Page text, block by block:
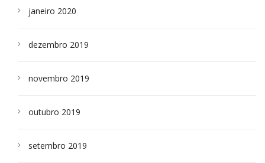
janeiro 2020
dezembro 2019
novembro 2019
outubro 2019
setembro 2019